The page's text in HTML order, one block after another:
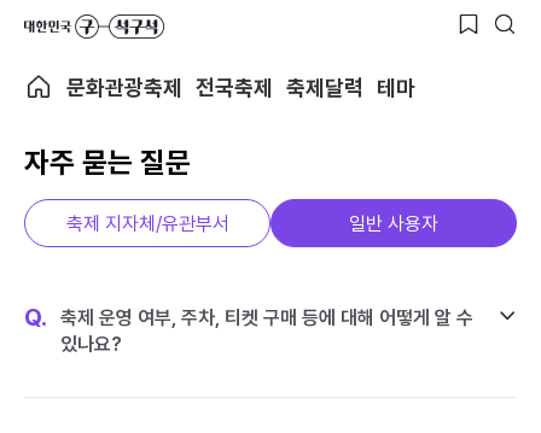
문화관광축제 전국축제 축제달력 테마
자주 묻는 질문
축제 지자체/유관부서 일반 사용자
Q.
축제 운영 여부, 주차, 티켓 구매 등에 대해 어떻게 알 수
있나요?